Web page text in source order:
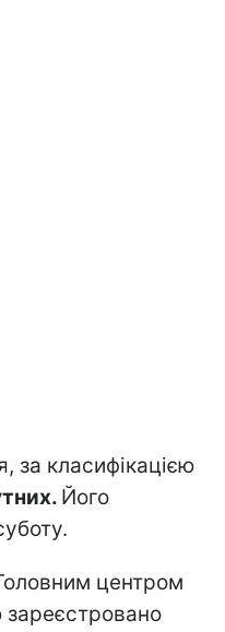
за класифікацією
Його
центром
зареєстровано